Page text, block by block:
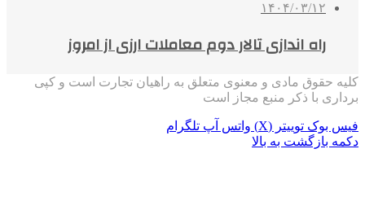
۱۴۰۴/۰۳/۱۲
راه اندازی تالار دوم معاملات ارزی از امروز
کلیه حقوق مادی و معنوی متعلق به راهیان تجارت است و کپی
برداری با ذکر منبع مجاز است
فیس بوک توییتر (X) واتس آپ تلگرام
دکمه بازگشت به بالا